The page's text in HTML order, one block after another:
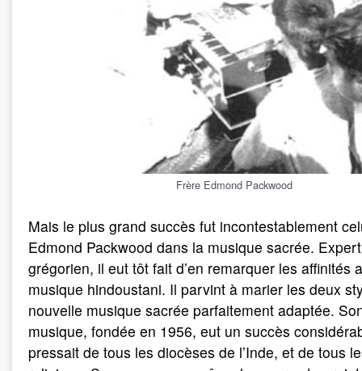
Frère Edmond Packwood
Mais le plus grand succès fut incontestablement
Edmond Packwood dans la musique sacrée.
grégorien, il eut tôt fait d’en remarquer les affinités
musique hindoustani. Il parvint à marier les deux
nouvelle musique sacrée parfaitement adaptée.
musique, fondée en 1956, eut un succès
pressait de tous les diocèses de l’Inde, et de tous